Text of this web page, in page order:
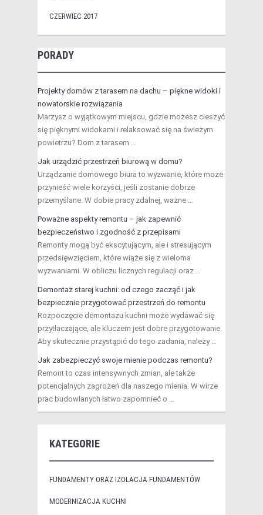
CZERWIEC 2017
PORADY
Projekty domów z tarasem na dachu – piękne widoki i
nowatorskie rozwiązania
Marzysz o wyjątkowym miejscu, gdzie możesz cieszyć
się pięknymi widokami i relaksować się na świeżym
powietrzu? Dom z tarasem …
Jak urządzić przestrzeń biurową w domu?
Urządzanie domowego biura to wyzwanie, które może
przynieść wiele korzyści, jeśli zostanie dobrze
przemyślane. W dobie pracy zdalnej, ważne …
Poważne aspekty remontu – jak zapewnić
bezpieczeństwo i zgodność z przepisami
Remonty mogą być ekscytującym, ale i stresującym
przedsięwzięciem, które wiąże się z wieloma
wyzwaniami. W obliczu licznych regulacji oraz …
Demontaż starej kuchni: od czego zacząć i jak
bezpiecznie przygotować przestrzeń do remontu
Rozpoczęcie demontażu kuchni może wydawać się
przytłaczające, ale kluczem jest dobre przygotowanie.
Aby skutecznie przystąpić do tego zadania, należy …
Jak zabezpieczyć swoje mienie podczas remontu?
Remont to czas intensywnych zmian, ale także
potencjalnych zagrożeń dla naszego mienia. W wirze
prac budowlanych łatwo zapomnieć o …
KATEGORIE
FUNDAMENTY ORAZ IZOLACJA FUNDAMENTÓW
MODERNIZACJA KUCHNI